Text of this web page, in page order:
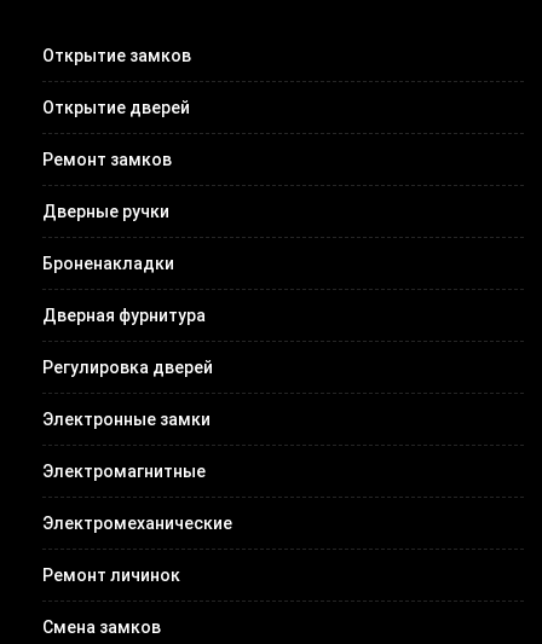
Открытие замков
Открытие дверей
Ремонт замков
Дверные ручки
Броненакладки
Дверная фурнитура
Регулировка дверей
Электронные замки
Электромагнитные
Электромеханические
Ремонт личинок
Смена замков